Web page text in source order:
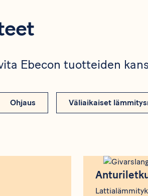
Ebecon tuotteiden
Ohjaus Väliaikaiset
Anturiletku